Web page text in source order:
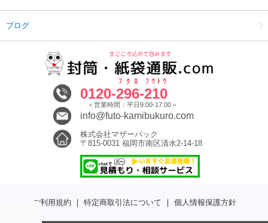
ブログ
0120-296
ﾌｸﾛ
-210
ﾌｳﾄｳ
＜営業時間：平日9:00-17:00＞
info@futo-kamibukuro.com
株式会社マザーパック
〒815-0031 福岡市南区清水2-14-18
ご利用規約 ｜ 特定商取引法について ｜ 個人情報保護方針